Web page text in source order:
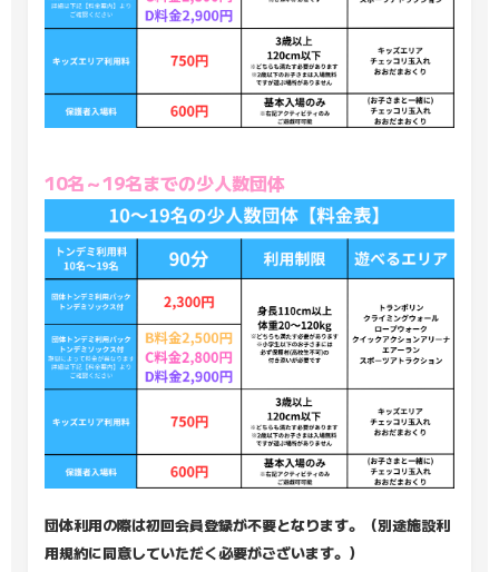
10名～19名までの少人数団体
団体利用の際は初回会員登録が不要となります。（別途施設利
用規約に同意していただく必要がございます。）